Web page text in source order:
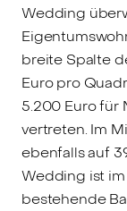
Wedding
breite Spalte
Euro pro
5.200 Euro für
vertreten. Im
ebenfalls auf
Wedding ist
bestehende